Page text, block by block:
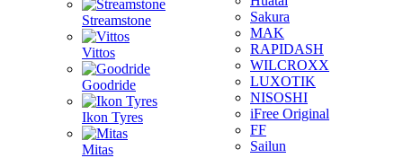
Streamstone
Vittos
Goodride
Ikon Tyres
Mitas
Sakura
MAK
RAPIDASH
WILCROXX
LUXOTIK
NISOSHI
iFree Original
FF
Sailun